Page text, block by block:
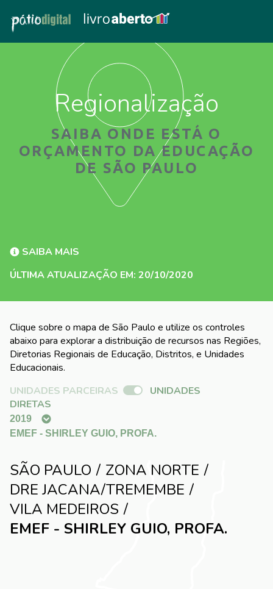
Regionalização
SAIBA ONDE ESTÁ O
ORÇAMENTO DA EDUCAÇÃO
DE SÃO PAULO
SAIBA MAIS
ÚLTIMA ATUALIZAÇÃO EM: 20/10/2020
Clique sobre o mapa de São Paulo e utilize os controles
abaixo para explorar a distribuição de recursos nas Regiões,
Diretorias Regionais de Educação, Distritos, e Unidades
Educacionais.
UNIDADES PARCEIRAS
UNIDADES
DIRETAS
SÃO PAULO
ZONA NORTE
DRE JACANA/TREMEMBE
VILA MEDEIROS
EMEF - SHIRLEY GUIO, PROFA.